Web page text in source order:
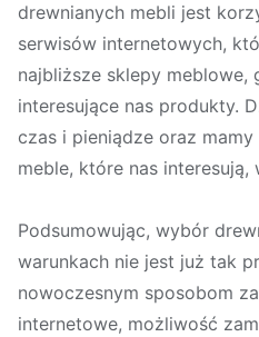
drewnianych mebli jest
serwisów internetowych,
najbliższe sklepy meblowe,
interesujące nas produkty.
czas i pieniądze oraz
meble, które nas interesują,
Podsumowując, wybór
warunkach nie jest już tak
nowoczesnym sposobom
internetowe, możliwość